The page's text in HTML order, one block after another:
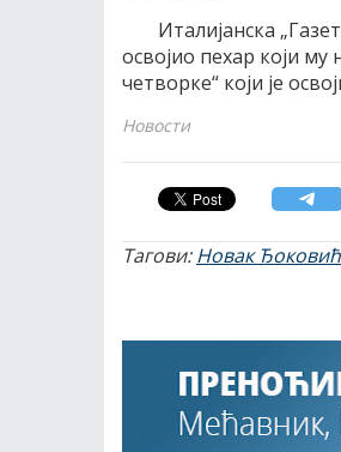
Италијанска
освојио пехар који му
четворке“ који је
Новости
Тагови:Новак Ђоковић